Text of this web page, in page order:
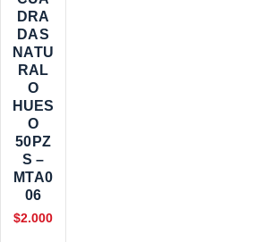
DRA
DAS
NATU
RAL
O
HUES
O
50PZ
S –
MTA0
06
$2.000